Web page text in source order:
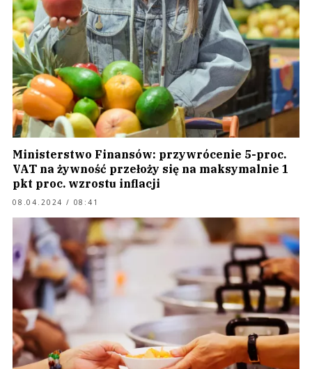
Ministerstwo Finansów: przywrócenie 5-proc.
VAT na żywność przełoży się na maksymalnie 1
pkt proc. wzrostu inflacji
08.04.2024 / 08:41